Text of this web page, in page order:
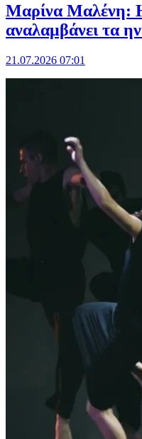
Μαρίνα Μαλένη:
αναλαμβάνει τα
21.07.2026 07:01